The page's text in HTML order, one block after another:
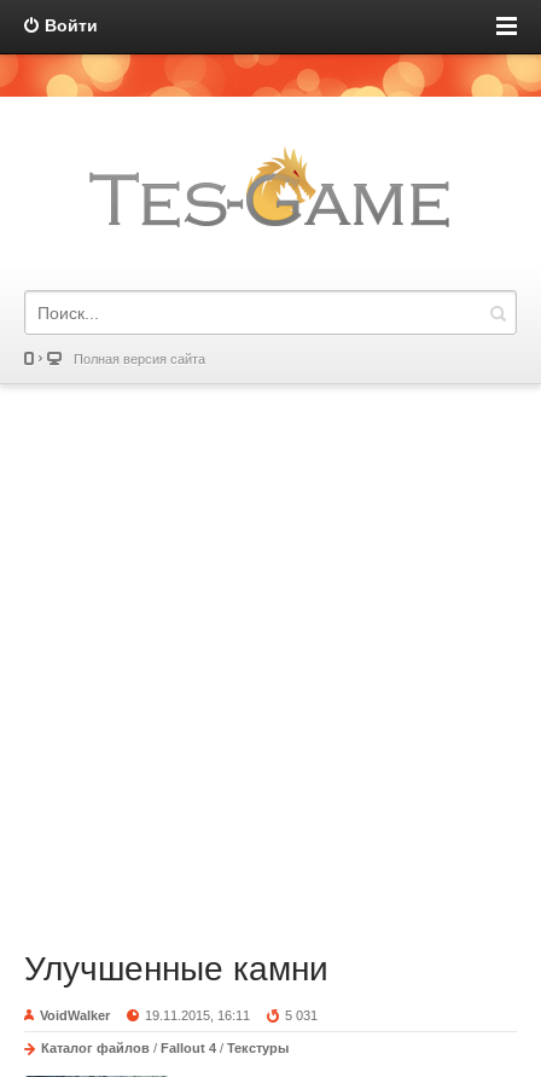
Войти
Полная версия сайта
Улучшенные камни
VoidWalker 19.11.2015, 16:11 5 031
Каталог файлов / Fallout 4 / Текстуры